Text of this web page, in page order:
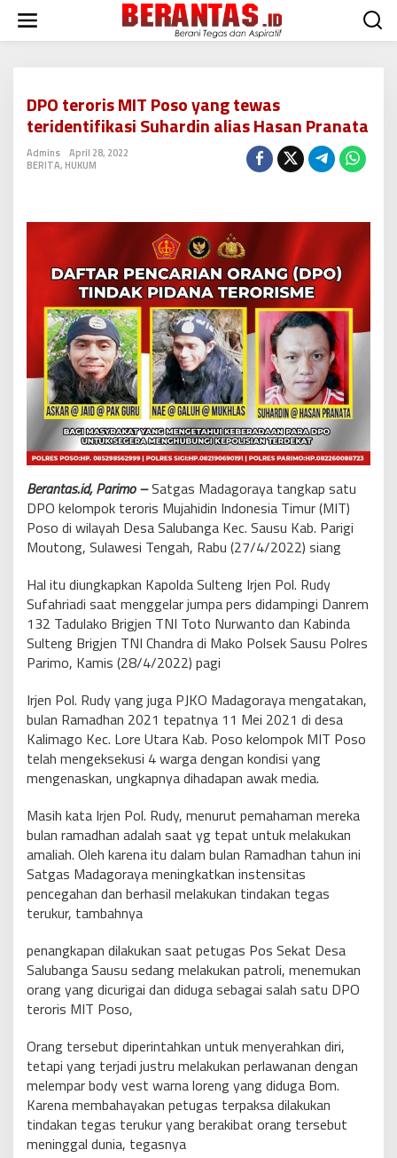
w
DPO teroris MIT Poso yang tewas
teridentifikasi Suhardin alias Hasan Pranata
Admins
April 28, 2022
BERITA, HUKUM
Berantas.id, Parimo –Satgas Madagoraya tangkap satu
DPO kelompok teroris Mujahidin Indonesia Timur (MIT)
Poso di wilayah Desa Salubanga Kec. Sausu Kab. Parigi
Moutong, Sulawesi Tengah, Rabu (27/4/2022) siang
Hal itu diungkapkan Kapolda Sulteng Irjen Pol. Rudy
Sufahriadi saat menggelar jumpa pers didampingi Danrem
132 Tadulako Brigjen TNI Toto Nurwanto dan Kabinda
Sulteng Brigjen TNI Chandra di Mako Polsek Sausu Polres
Parimo, Kamis (28/4/2022) pagi
Irjen Pol. Rudy yang juga PJKO Madagoraya mengatakan,
bulan Ramadhan 2021 tepatnya 11 Mei 2021 di desa
Kalimago Kec. Lore Utara Kab. Poso kelompok MIT Poso
telah mengeksekusi 4 warga dengan kondisi yang
mengenaskan, ungkapnya dihadapan awak media.
Masih kata Irjen Pol. Rudy, menurut pemahaman mereka
bulan ramadhan adalah saat yg tepat untuk melakukan
amaliah. Oleh karena itu dalam bulan Ramadhan tahun ini
Satgas Madagoraya meningkatkan instensitas
pencegahan dan berhasil melakukan tindakan tegas
terukur, tambahnya
penangkapan dilakukan saat petugas Pos Sekat Desa
Salubanga Sausu sedang melakukan patroli, menemukan
orang yang dicurigai dan diduga sebagai salah satu DPO
teroris MIT Poso,
Orang tersebut diperintahkan untuk menyerahkan diri,
tetapi yang terjadi justru melakukan perlawanan dengan
melempar body vest warna loreng yang diduga Bom.
Karena membahayakan petugas terpaksa dilakukan
tindakan tegas terukur yang berakibat orang tersebut
meninggal dunia, tegasnya